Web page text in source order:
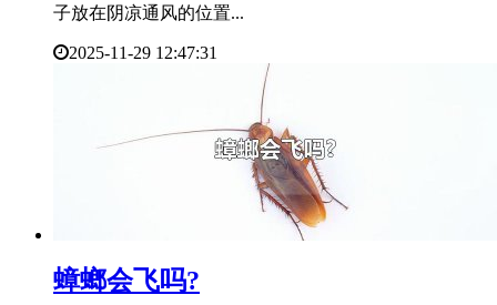
子放在阴凉通风的位置...
2025-11-29 12:47:31
​蟑螂会飞吗?